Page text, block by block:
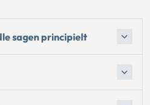
sagen principielt